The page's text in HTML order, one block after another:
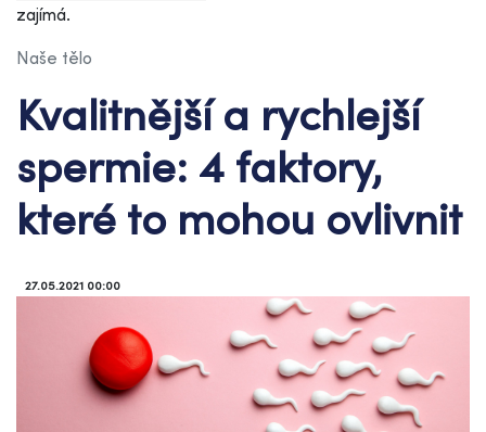
zajímá.
Naše tělo
Kvalitnější a rychlejší
spermie: 4 faktory,
které to mohou ovlivnit
27.05.2021 00:00